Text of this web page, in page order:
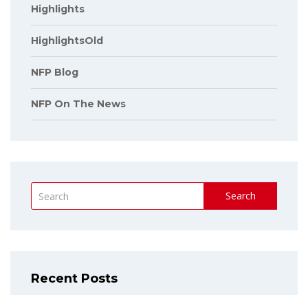
Highlights
HighlightsOld
NFP Blog
NFP On The News
Search
Recent Posts